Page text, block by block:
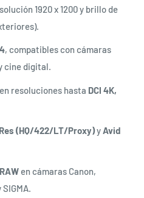
1920 x 1200 y brillo de
, compatibles con cámaras
cine digital.
resoluciones hasta DCI 4K,
(HQ/422/LT/Proxy)yAvid
en cámaras Canon,